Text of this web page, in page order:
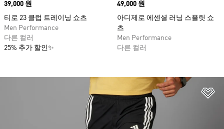
Price
39,000 원
티로 23 클럽 트레이닝 쇼츠
Men Performance
다른 컬러
25% 추가 할인✨
Price
49,000 원
아디제로 에센셜 러닝 스플릿 쇼
츠
Men Performance
다른 컬러